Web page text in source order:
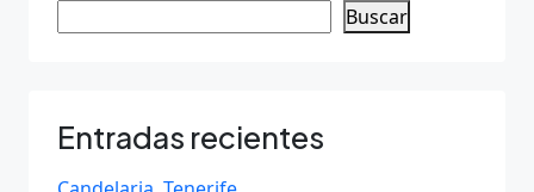
Buscar
Entradas recientes